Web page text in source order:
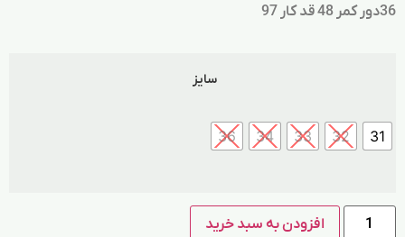
36دور کمر 48 قد کار 97
سایز
31
32
33
34
36
افزودن به سبد خرید